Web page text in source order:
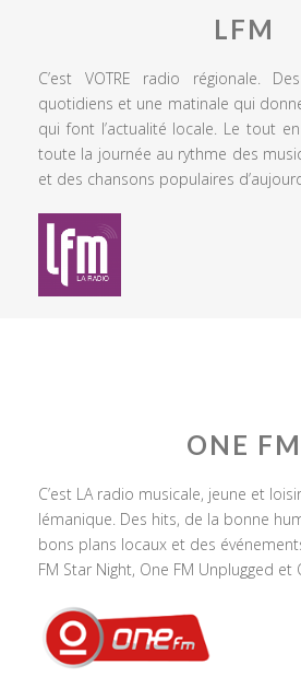
LFM
C’est VOTRE radio régionale.
quotidiens et une matinale qui
qui font l’actualité locale. Le tout
toute la journée au rythme des
et des chansons populaires
ONE FM
C’est LA radio musicale, jeune et
lémanique. Des hits, de la bonne
bons plans locaux et des
FM Star Night, One FM Unplugged et